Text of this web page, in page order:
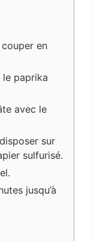
en
le paprika
avec le
sur
sulfurisé.
jusqu’à